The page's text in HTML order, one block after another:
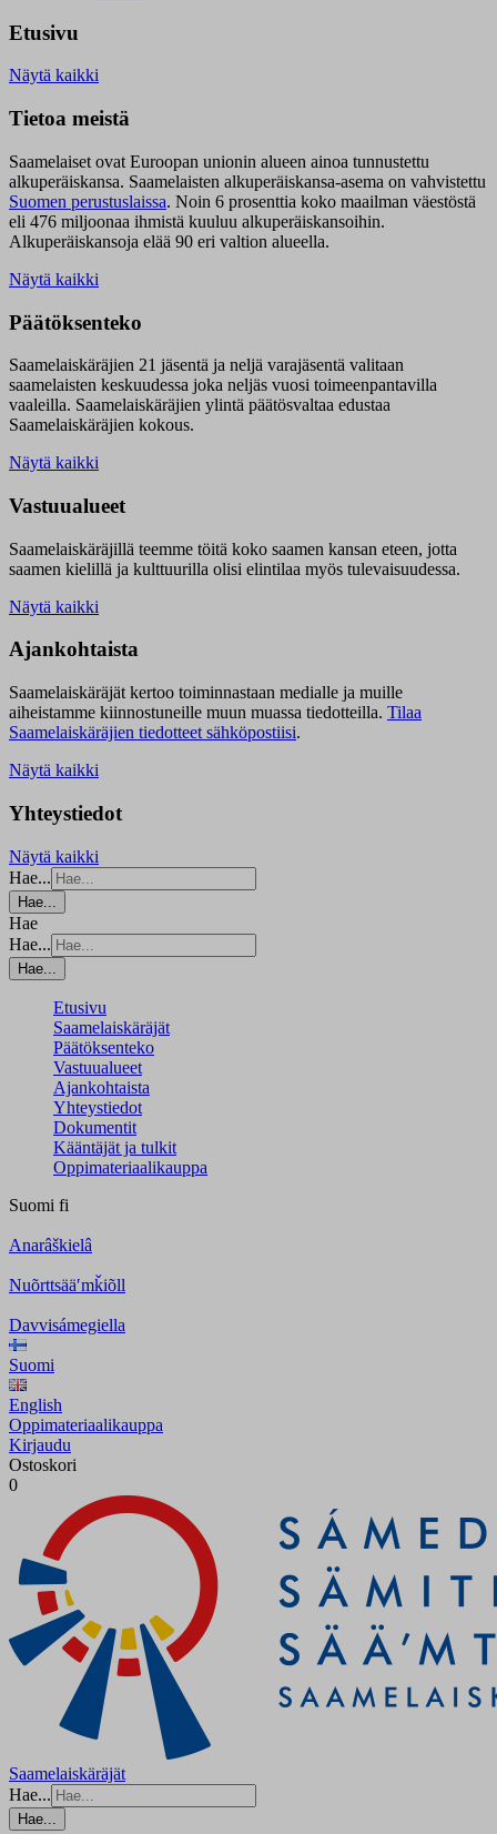
Etusivu
Näytä kaikki
Tietoa meistä
Saamelaiset ovat Euroopan unionin alueen ainoa tunnustettu
alkuperäiskansa. Saamelaisten alkuperäiskansa-asema on vahvistettu
Suomen perustuslaissa. Noin 6 prosenttia koko maailman väestöstä
eli 476 miljoonaa ihmistä kuuluu alkuperäiskansoihin.
Alkuperäiskansoja elää 90 eri valtion alueella.
Näytä kaikki
Päätöksenteko
Saamelaiskäräjien 21 jäsentä ja neljä varajäsentä valitaan
saamelaisten keskuudessa joka neljäs vuosi toimeenpantavilla
vaaleilla. Saamelaiskäräjien ylintä päätösvaltaa edustaa
Saamelaiskäräjien kokous.
Näytä kaikki
Vastuualueet
Saamelaiskäräjillä teemme töitä koko saamen kansan eteen, jotta
saamen kielillä ja kulttuurilla olisi elintilaa myös tulevaisuudessa.
Näytä kaikki
Ajankohtaista
Saamelaiskäräjät kertoo toiminnastaan medialle ja muille
aiheistamme kiinnostuneille muun muassa tiedotteilla. Tilaa
Saamelaiskäräjien tiedotteet sähköpostiisi.
Näytä kaikki
Yhteystiedot
Näytä kaikki
Hae...
Hae...
Hae
Hae...
Hae...
Etusivu
Saamelaiskäräjät
Päätöksenteko
Vastuualueet
Ajankohtaista
Yhteystiedot
Dokumentit
Kääntäjät ja tulkit
Oppimateriaalikauppa
Suomi fi
Anarâškielâ
Nuõrttsääʹmǩiõll
Davvisámegiella
Suomi
English
Oppimateriaalikauppa
Kirjaudu
Ostoskori
0
Saamelaiskäräjät
Hae...
Hae...